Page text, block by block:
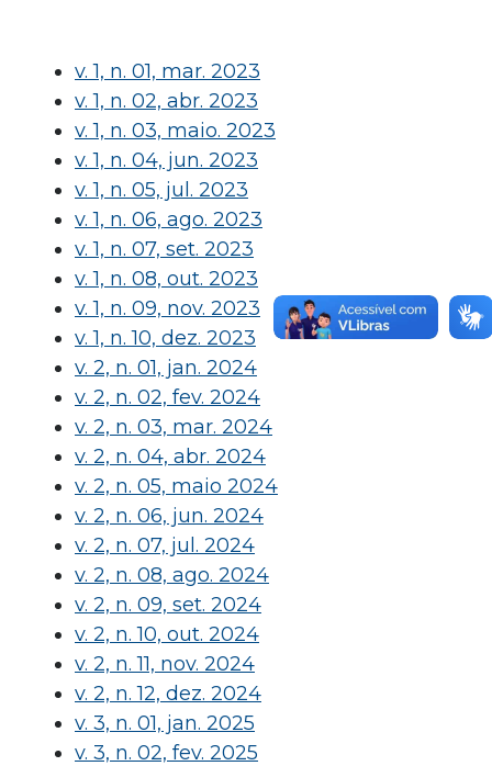
v. 1, n. 01, mar. 2023
v. 1, n. 02, abr. 2023
v. 1, n. 03, maio. 2023
v. 1, n. 04, jun. 2023
v. 1, n. 05, jul. 2023
v. 1, n. 06, ago. 2023
v. 1, n. 07, set. 2023
v. 1, n. 08, out. 2023
v. 1, n. 09, nov. 2023
v. 1, n. 10, dez. 2023
v. 2, n. 01, jan. 2024
v. 2, n. 02, fev. 2024
v. 2, n. 03, mar. 2024
v. 2, n. 04, abr. 2024
v. 2, n. 05, maio 2024
v. 2, n. 06, jun. 2024
v. 2, n. 07, jul. 2024
v. 2, n. 08, ago. 2024
v. 2, n. 09, set. 2024
v. 2, n. 10, out. 2024
v. 2, n. 11, nov. 2024
v. 2, n. 12, dez. 2024
v. 3, n. 01, jan. 2025
v. 3, n. 02, fev. 2025